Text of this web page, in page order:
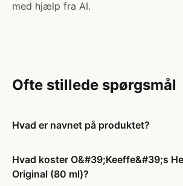
med hjælp fra AI.
Ofte stillede spørgsmål
Hvad er navnet på produktet?
Hvad koster O&#39;Keeffe&#39;s
Original (80 ml)?